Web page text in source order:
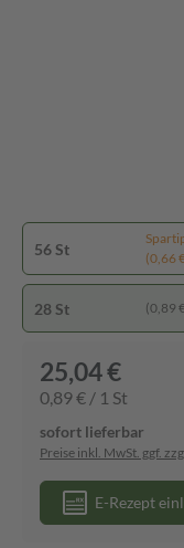
56 St
(0,66
28 St (0,89
25,04 €
0,89 € / 1 St
sofort lieferbar
Preise inkl. MwSt. ggf.
E-Rezept